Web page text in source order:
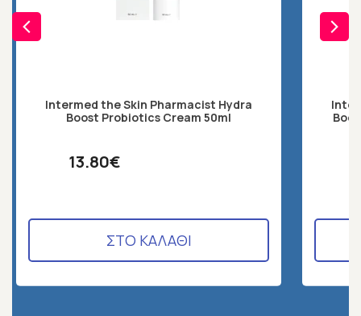
Intermed the Skin Pharmacist Hydra
Boost Probiotics Cream 50ml
13.80€
ΣΤΟ ΚΑΛΑΘΙ